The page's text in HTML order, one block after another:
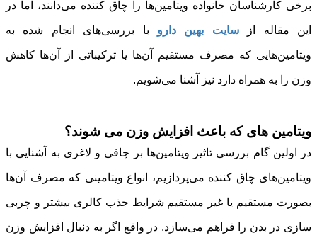
برخی کارشناسان خانواده ویتامین‌ها را چاق کننده می‌دانند، اما در
این مقاله ازسایت بهین دارو با بررسی‌های انجام شده به
ویتامین‌هایی که مصرف مستقیم آن‌ها یا ترکیباتی از آن‌ها کاهش
وزن را به همراه دارد نیز آشنا می‌شویم.
ویتامین های که باعث افزایش وزن می شوند؟
در اولین گام بررسی تاثیر ویتامین‌ها بر چاقی و لاغری به آشنایی با
ویتامین‌های چاق کننده می‌پردازیم، انواع ویتامینی که مصرف آن‌ها
بصورت مستقیم یا غیر مستقیم شرایط جذب کالری بیشتر و چربی
سازی در بدن را فراهم می‌سازد. در واقع اگر به دنبال افزایش وزن